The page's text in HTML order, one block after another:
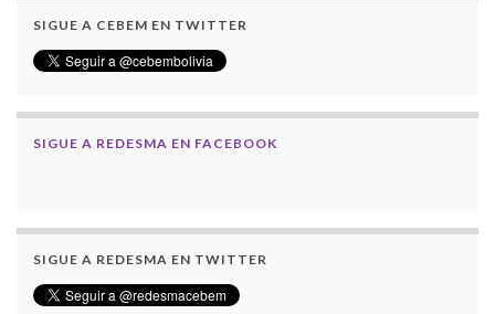
SIGUE A CEBEM EN TWITTER
SIGUE A REDESMA EN FACEBOOK
SIGUE A REDESMA EN TWITTER